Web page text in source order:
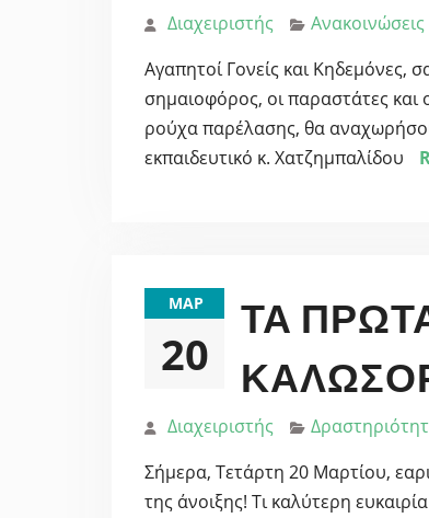
Διαχειριστής
Ανακοινώσεις
Aγαπητοί Γονείς και
σημαιοφόρος, οι παραστάτες
ρούχα παρέλασης, θα
εκπαιδευτικό κ. Χατζημπαλίδου
ΜΑΡ
20
ΤΑ
Διαχειριστής
Σήμερα, Τετάρτη 20 Μαρτίου,
της άνοιξης! Τι καλύτερη